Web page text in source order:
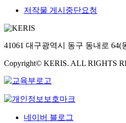
저작물 게시중단요청
41061 대구광역시 동구 동내로 64(
Copyright© KERIS. ALL RIGHTS
네이버 블로그